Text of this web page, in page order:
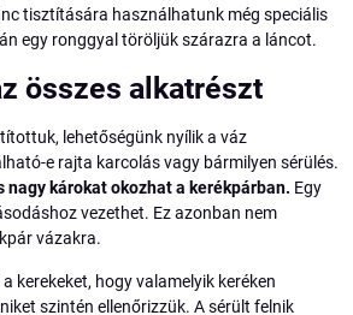
tisztítására használhatunk még speciális
egy ronggyal töröljük szárazra a láncot.
összes alkatrészt
lehetőségünk nyílik a váz
e rajta karcolás vagy bármilyen sérülés.
nagy károkat okozhat a kerékpárban. Egy
vezethet. Ez azonban nem
vázakra.
kerekeket, hogy valamelyik keréken
szintén ellenőrizzük. A sérült felnik